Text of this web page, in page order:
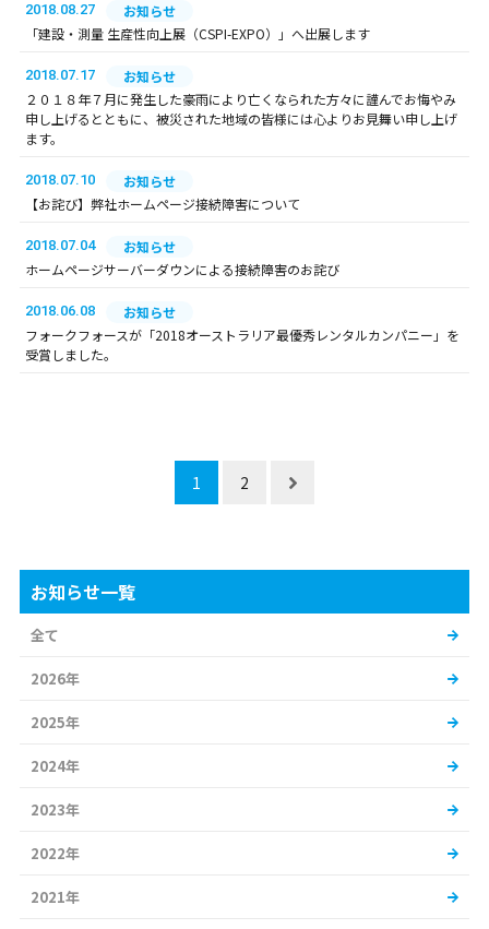
2018.08.27
お知らせ
「建設・測量 生産性向上展（CSPI-EXPO）」へ出展します
2018.07.17
お知らせ
２０１８年７月に発生した豪雨により亡くなられた方々に謹んでお悔やみ
申し上げるとともに、被災された地域の皆様には心よりお見舞い申し上げ
ます。
2018.07.10
お知らせ
【お詫び】弊社ホームページ接続障害について
2018.07.04
お知らせ
ホームページサーバーダウンによる接続障害のお詫び
2018.06.08
お知らせ
フォークフォースが「2018オーストラリア最優秀レンタルカンパニー」を
受賞しました。
1 2
お知らせ一覧
全て
2026年
2025年
2024年
2023年
2022年
2021年